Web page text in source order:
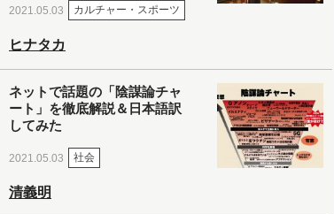
2021.05.03 カルチャー・スポーツ
ヒナタカ
ネットで話題の「陰謀論チャ
ート」を徹底解説＆日本語訳
してみた
2021.05.03 社会
清義明